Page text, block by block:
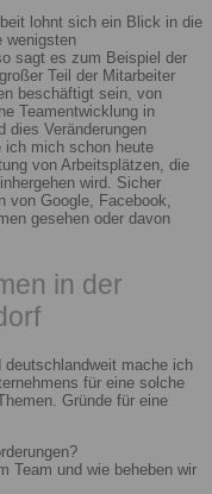
lohnt sich ein Blick in die
wenigsten
sagt es zum Beispiel der
Teil der Mitarbeiter
beschäftigt sein, von
Teamentwicklung in
dies Veränderungen
ich mich schon heute
von Arbeitsplätzen, die
wird. Sicher
von Google, Facebook,
gesehen oder davon
in der
deutschlandweit mache ich
für eine solche
Gründe für eine
Team und wie beheben wir